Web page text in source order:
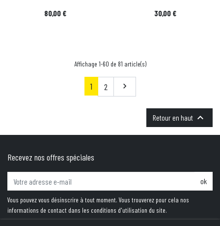
Prix
80,00 € Prix
30,00 €
Affichage 1-60 de 81 article(s)
1 2 Suivant

Retour en haut 
Recevez nos offres spéciales
ok
Vous pouvez vous désinscrire à tout moment. Vous trouverez pour cela nos
informations de contact dans les conditions d'utilisation du site.